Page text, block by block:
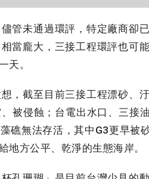
管未通過環評，特定廠商卻
當龐大，三接工程環評也可
天。
，截至目前三接工程漂砂、
被侵蝕；台電出水口、三接
礁無法存活，其中G3更早被
地方公平、乾淨的生態海岸。